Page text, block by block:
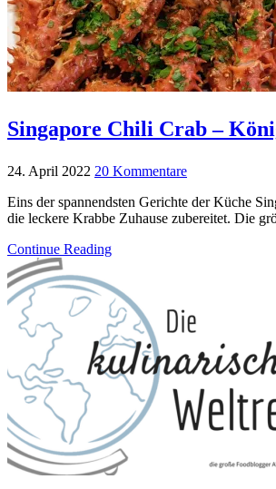
Singapore Chili Crab –
24. April 2022 20 Kommentare
Eins der spannendsten Gerichte der Küche
die leckere Krabbe Zuhause zubereitet. Die
Continue Reading